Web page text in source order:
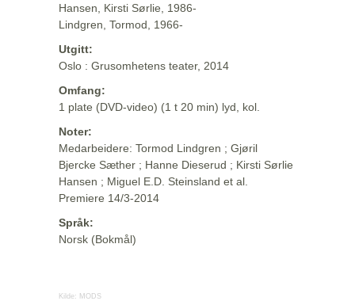
Hansen, Kirsti Sørlie, 1986-
Lindgren, Tormod, 1966-
Utgitt:
Oslo : Grusomhetens teater, 2014
Omfang:
1 plate (DVD-video) (1 t 20 min) lyd, kol.
Noter:
Medarbeidere: Tormod Lindgren ; Gjøril
Bjercke Sæther ; Hanne Dieserud ; Kirsti Sørlie
Hansen ; Miguel E.D. Steinsland et al.
Premiere 14/3-2014
Språk:
Norsk (Bokmål)
Kilde: MODS